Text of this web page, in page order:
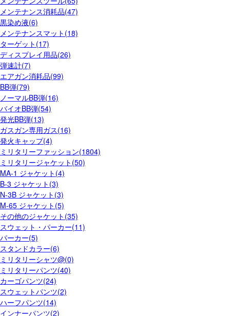
メンテナンス消耗品(47)
黒染め液(6)
メンテナンスマット(18)
ターゲット(17)
ディスプレイ用品(26)
弾速計(7)
エアガン消耗品(99)
BB弾(79)
ノーマルBB弾(16)
バイオBB弾(54)
発光BB弾(13)
ガスガン専用ガス(16)
発火キャップ(4)
ミリタリーファッション(1804)
ミリタリージャケット(50)
MA-1 ジャケット(4)
B-3 ジャケット(3)
N-3B ジャケット(3)
M-65 ジャケット(5)
その他のジャケット(35)
スウェット・パーカー(11)
パーカー(5)
スタンドカラー(6)
ミリタリーシャツ@(0)
ミリタリーパンツ(40)
カーゴパンツ(24)
スウェットパンツ(2)
ハーフパンツ(14)
インナーパンツ(2)